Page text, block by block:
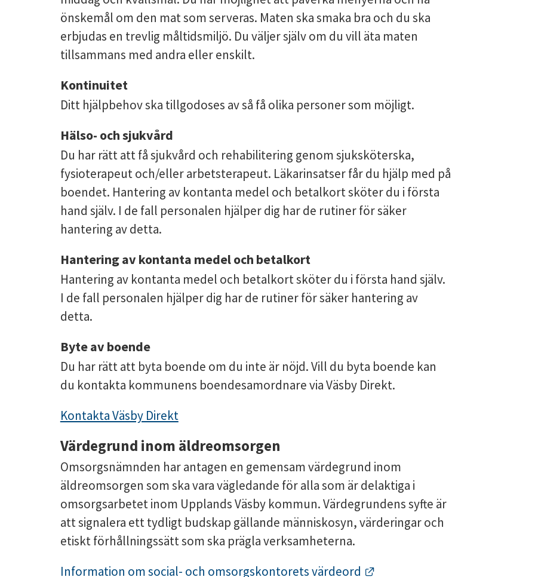
önskemål om den mat som serveras. Maten ska smaka bra och du ska
erbjudas en trevlig måltidsmiljö. Du väljer själv om du vill äta maten
tillsammans med andra eller enskilt.
Kontinuitet
Ditt hjälpbehov ska tillgodoses av så få olika personer som möjligt.
Hälso- och sjukvård
Du har rätt att få sjukvård och rehabilitering genom sjuksköterska,
fysioterapeut och/eller arbetsterapeut. Läkarinsatser får du hjälp med på
boendet. Hantering av kontanta medel och betalkort sköter du i första
hand själv. I de fall personalen hjälper dig har de rutiner för säker
hantering av detta.
Hantering av kontanta medel och betalkort
Hantering av kontanta medel och betalkort sköter du i första hand själv.
I de fall personalen hjälper dig har de rutiner för säker hantering av
detta.
Byte av boende
Du har rätt att byta boende om du inte är nöjd. Vill du byta boende kan
du kontakta kommunens boendesamordnare via Väsby Direkt.
Kontakta Väsby Direkt
Värdegrund inom äldreomsorgen
Omsorgsnämnden har antagen en gemensam värdegrund inom
äldreomsorgen som ska vara vägledande för alla som är delaktiga i
omsorgsarbetet inom Upplands Väsby kommun. Värdegrundens syfte är
att signalera ett tydligt budskap gällande människosyn, värderingar och
etiskt förhållningssätt som ska prägla verksamheterna.
Information om social- och omsorgskontorets värdeord